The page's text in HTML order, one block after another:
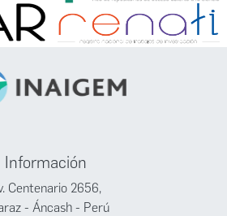
Información
Centenario 2656,
- Áncash - Perú